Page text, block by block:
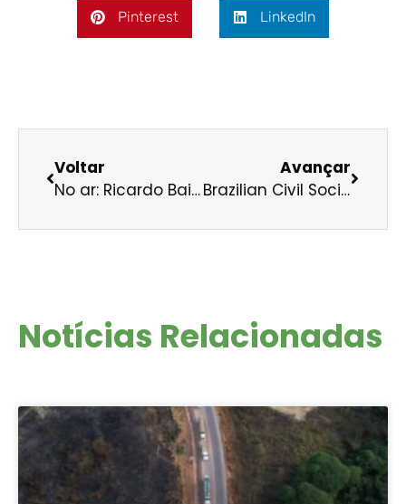
Pinterest LinkedIn
Voltar
No ar: Ricardo Baitelo fala sobre crise hídrica e importância de diversificar fontes de energia
Avançar
Brazilian Civil Society Working Group on Infrastructure and Socio-Environmental Justice
Notícias Relacionadas